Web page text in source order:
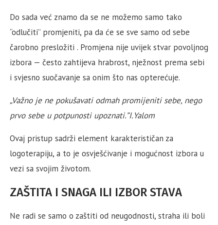
Do sada već znamo da se ne možemo samo tako
“odlučiti” promjeniti, pa da će se sve samo od sebe
čarobno presložiti . Promjena nije uvijek stvar povoljnog
izbora — često zahtijeva hrabrost, nježnost prema sebi
i svjesno suočavanje sa onim što nas opterećuje.
„Važno je ne pokušavati odmah promijeniti sebe, nego
prvo sebe u potpunosti upoznati.”I.Yalom
Ovaj pristup sadrži element karakterističan za
logoterapiju, a to je osvješćivanje i mogućnost izbora u
vezi sa svojim životom.
ZAŠTITA I SNAGA ILI IZBOR STAVA
Ne radi se samo o zaštiti od neugodnosti, straha ili boli